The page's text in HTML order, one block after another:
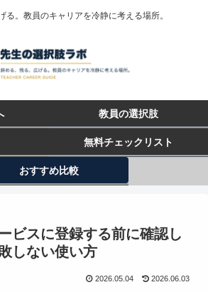
る。教員のキャリアを冷静に考える場所。
教員の選択肢
無料チェックリスト
おすすめ比較
ビスに登録する前に確認し
しない使い方
2026.05.04 2026.06.03